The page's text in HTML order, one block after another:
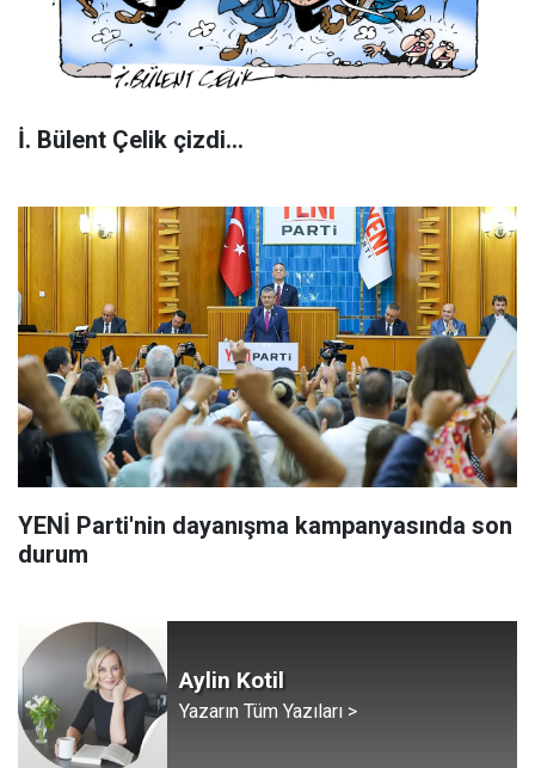
İ. Bülent Çelik çizdi...
YENİ Parti'nin dayanışma kampanyasında son
durum
Aylin Kotil
Yazarın Tüm Yazıları >